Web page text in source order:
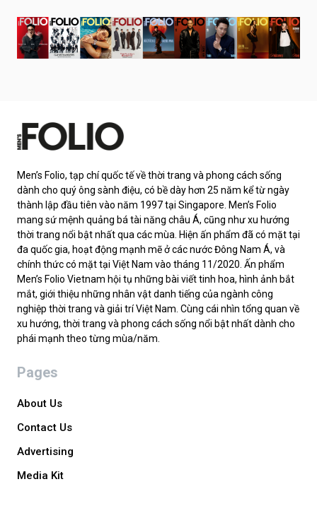
Men’s Folio, tạp chí quốc tế về thời trang và phong cách sống
dành cho quý ông sành điệu, có bề dày hơn 25 năm kể từ ngày
thành lập đầu tiên vào năm 1997 tại Singapore. Men’s Folio
mang sứ mệnh quảng bá tài năng châu Á, cũng như xu hướng
thời trang nổi bật nhất qua các mùa. Hiện ấn phẩm đã có mặt tại
đa quốc gia, hoạt động mạnh mẽ ở các nước Đông Nam Á, và
chính thức có mặt tại Việt Nam vào tháng 11/2020. Ấn phẩm
Men’s Folio Vietnam hội tụ những bài viết tinh hoa, hình ảnh bắt
mắt, giới thiệu những nhân vật danh tiếng của ngành công
nghiệp thời trang và giải trí Việt Nam. Cùng cái nhìn tổng quan về
xu hướng, thời trang và phong cách sống nổi bật nhất dành cho
phái mạnh theo từng mùa/năm.
Pages
About Us
Contact Us
Advertising
Media Kit